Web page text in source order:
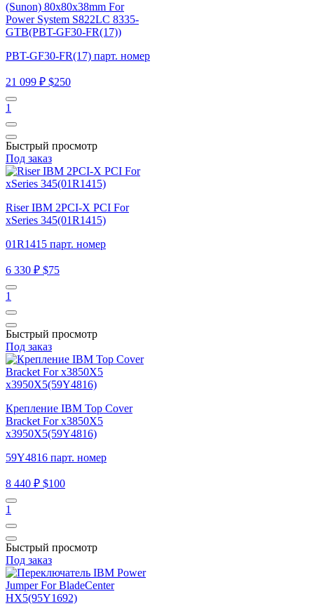
(Sunon) 80x80x38mm For
Power System S822LC 8335-
GTB(PBT-GF30-FR(17))
PBT-GF30-FR(17) парт. номер
21 099 ₽ $250
1
Быстрый просмотр
Под заказ
Riser IBM 2PCI-X PCI For
xSeries 345(01R1415)
01R1415 парт. номер
6 330 ₽ $75
1
Быстрый просмотр
Под заказ
Крепление IBM Top Cover
Bracket For x3850X5
x3950X5(59Y4816)
59Y4816 парт. номер
8 440 ₽ $100
1
Быстрый просмотр
Под заказ